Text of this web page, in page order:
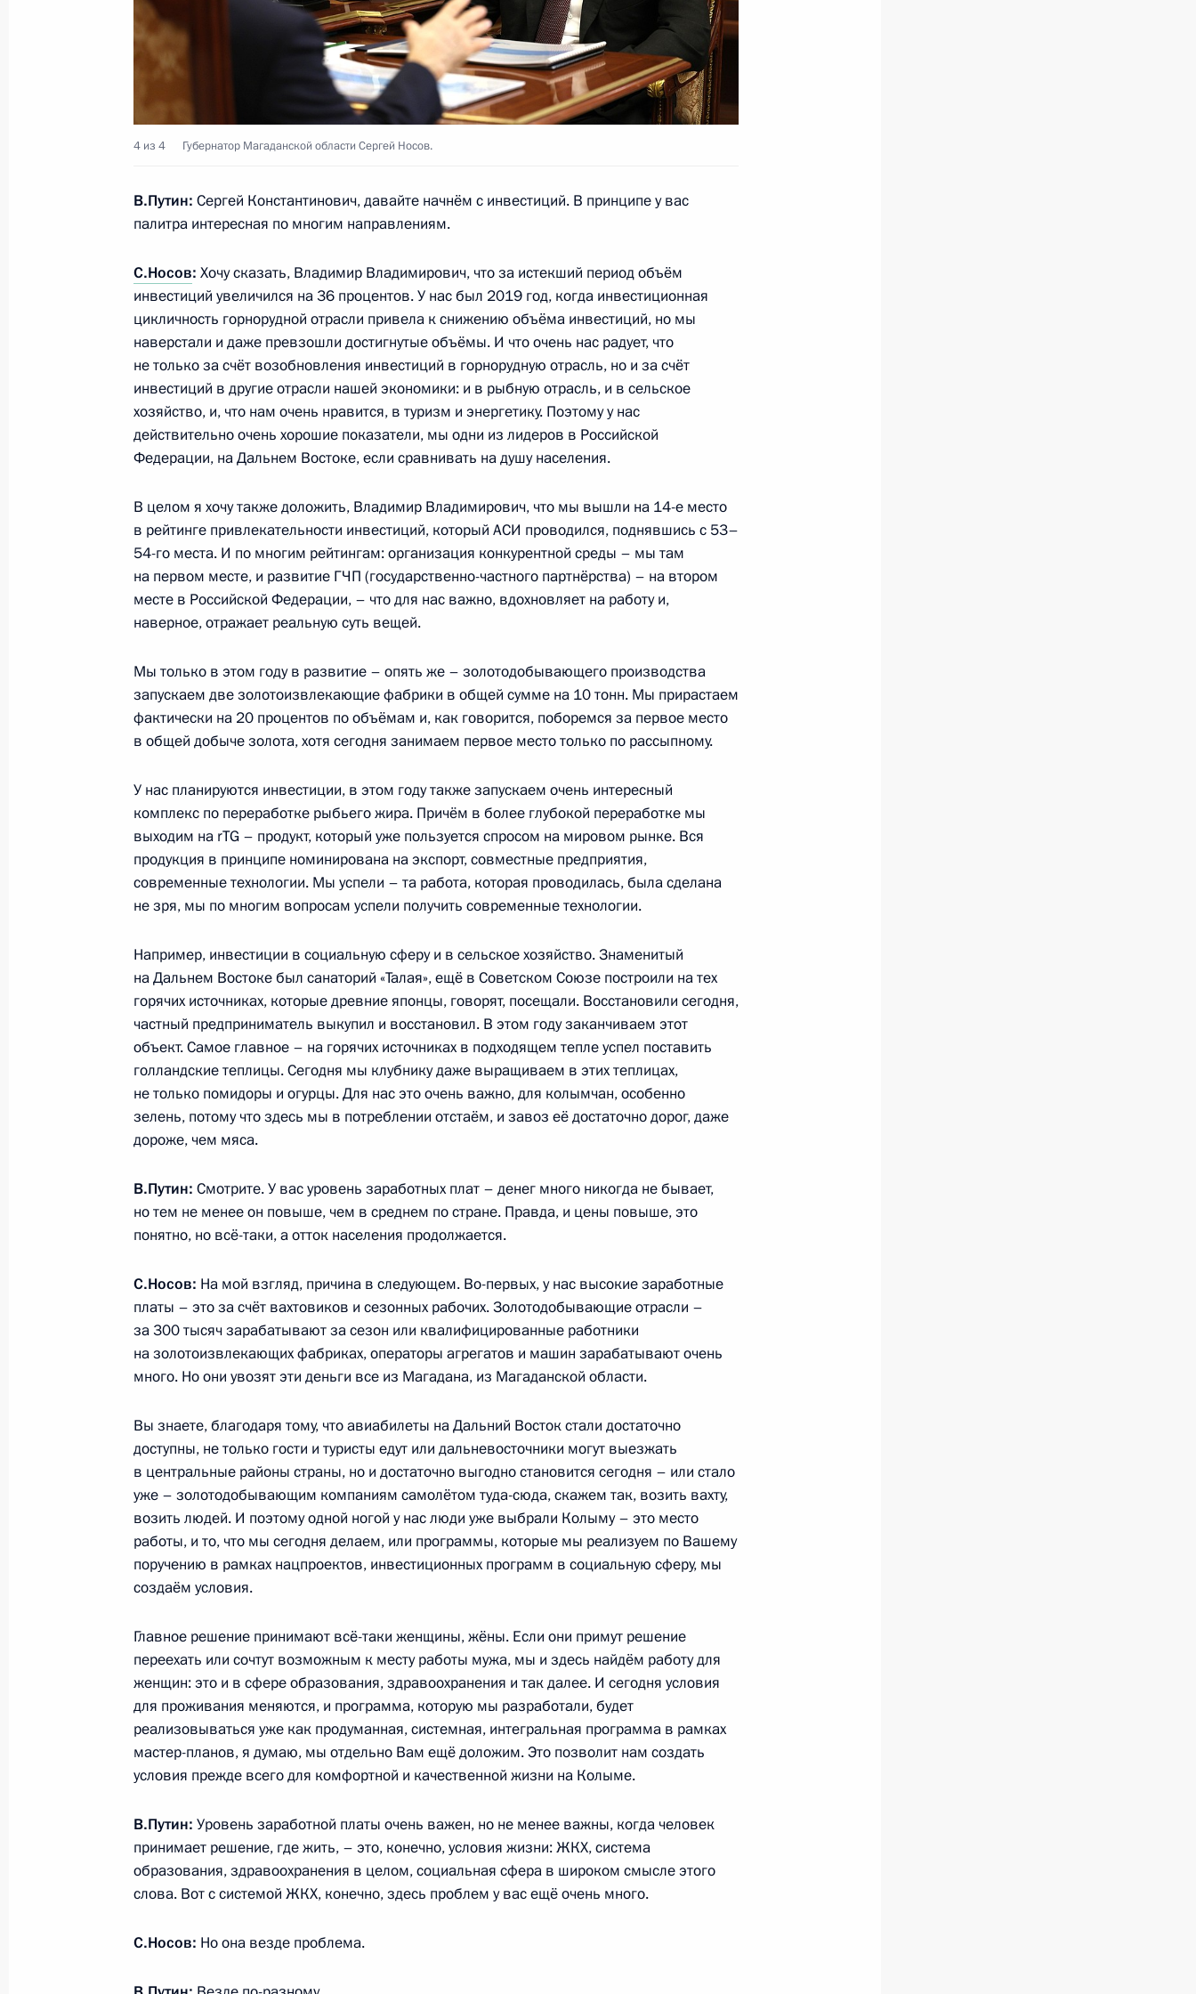
22 декабря 2024 года, 14:10
Совещание по развитию дальневосточных городов
Встреча с губернатором Магаданской области Сергеем Носовым
6 июня 2023 года, 13:40
Встреча с губернатором Магаданской области Сергеем Носовым
21 октября 2022 года, 13:20
Заседание президиума Госсовета
4 сентября 2019 года, 13:50
Заседание президиума Госсовета
Госсовета по вопросам опережающего социально-
экономического развития Дальнего Востока
20 августа 2018 года, 15:00
Рабочая встреча с врио губернатора Магаданской области
Сергеем Носовым
3 августа 2018 года, 14:00
Заседание рабочей группы президиума Госсовета по вопросу
опережающего социально-экономического развития Дальнего
Востока
24 июля 2018 года, 13:30
Совещание по подготовке заседания президиума Госсовета
по развитию Дальнего Востока
Указ «О досрочном прекращении полномочий губернатора
Встреча с Сергеем Носовым
Встреча с военнослужащими Военно-Морского Флота
26 июля 2026 года
Разделы сайта
Президента
России
События
Видео и фото
Документы
Контакты
Информационные
ресурсы
Президента России
Президент России
Государственная
символика
Обратиться к Президенту
Президент России —
Виртуальный тур по
Официальные
сетевые ресурсы
Президента России
MAX
Rutube
Telegram-канал
Правовая и
техническая
информация
О портале
О персональных
данных пользователей
Написать в редакцию
4 из 4 Губернатор Магаданской области Сергей Носов.
В.Путин: Сергей Константинович, давайте начнём с инвестиций. В принципе у вас
палитра интересная по многим направлениям.
С.Носов: Хочу сказать, Владимир Владимирович, что за истекший период объём
инвестиций увеличился на 36 процентов. У нас был 2019 год, когда инвестиционная
цикличность горнорудной отрасли привела к снижению объёма инвестиций, но мы
наверстали и даже превзошли достигнутые объёмы. И что очень нас радует, что
не только за счёт возобновления инвестиций в горнорудную отрасль, но и за счёт
инвестиций в другие отрасли нашей экономики: и в рыбную отрасль, и в сельское
хозяйство, и, что нам очень нравится, в туризм и энергетику. Поэтому у нас
действительно очень хорошие показатели, мы одни из лидеров в Российской
Федерации, на Дальнем Востоке, если сравнивать на душу населения.
В целом я хочу также доложить, Владимир Владимирович, что мы вышли на 14-е место
в рейтинге привлекательности инвестиций, который АСИ проводился, поднявшись с 53–
54-го места. И по многим рейтингам: организация конкурентной среды – мы там
на первом месте, и развитие ГЧП (государственно-частного партнёрства) – на втором
месте в Российской Федерации, – что для нас важно, вдохновляет на работу и,
наверное, отражает реальную суть вещей.
Мы только в этом году в развитие – опять же – золотодобывающего производства
запускаем две золотоизвлекающие фабрики в общей сумме на 10 тонн. Мы прирастаем
фактически на 20 процентов по объёмам и, как говорится, поборемся за первое место
в общей добыче золота, хотя сегодня занимаем первое место только по рассыпному.
У нас планируются инвестиции, в этом году также запускаем очень интересный
комплекс по переработке рыбьего жира. Причём в более глубокой переработке мы
выходим на rTG – продукт, который уже пользуется спросом на мировом рынке. Вся
продукция в принципе номинирована на экспорт, совместные предприятия,
современные технологии. Мы успели – та работа, которая проводилась, была сделана
не зря, мы по многим вопросам успели получить современные технологии.
Например, инвестиции в социальную сферу и в сельское хозяйство. Знаменитый
на Дальнем Востоке был санаторий «Талая», ещё в Советском Союзе построили на тех
горячих источниках, которые древние японцы, говорят, посещали. Восстановили сегодня,
частный предприниматель выкупил и восстановил. В этом году заканчиваем этот
объект. Самое главное – на горячих источниках в подходящем тепле успел поставить
голландские теплицы. Сегодня мы клубнику даже выращиваем в этих теплицах,
не только помидоры и огурцы. Для нас это очень важно, для колымчан, особенно
зелень, потому что здесь мы в потреблении отстаём, и завоз её достаточно дорог, даже
дороже, чем мяса.
В.Путин: Смотрите. У вас уровень заработных плат – денег много никогда не бывает,
но тем не менее он повыше, чем в среднем по стране. Правда, и цены повыше, это
понятно, но всё-таки, а отток населения продолжается.
С.Носов: На мой взгляд, причина в следующем. Во-первых, у нас высокие заработные
платы – это за счёт вахтовиков и сезонных рабочих. Золотодобывающие отрасли –
за 300 тысяч зарабатывают за сезон или квалифицированные работники
на золотоизвлекающих фабриках, операторы агрегатов и машин зарабатывают очень
много. Но они увозят эти деньги все из Магадана, из Магаданской области.
Вы знаете, благодаря тому, что авиабилеты на Дальний Восток стали достаточно
доступны, не только гости и туристы едут или дальневосточники могут выезжать
в центральные районы страны, но и достаточно выгодно становится сегодня – или стало
уже – золотодобывающим компаниям самолётом туда-сюда, скажем так, возить вахту,
возить людей. И поэтому одной ногой у нас люди уже выбрали Колыму – это место
работы, и то, что мы сегодня делаем, или программы, которые мы реализуем по Вашему
поручению в рамках нацпроектов, инвестиционных программ в социальную сферу, мы
создаём условия.
Главное решение принимают всё-таки женщины, жёны. Если они примут решение
переехать или сочтут возможным к месту работы мужа, мы и здесь найдём работу для
женщин: это и в сфере образования, здравоохранения и так далее. И сегодня условия
для проживания меняются, и программа, которую мы разработали, будет
реализовываться уже как продуманная, системная, интегральная программа в рамках
мастер-планов, я думаю, мы отдельно Вам ещё доложим. Это позволит нам создать
условия прежде всего для комфортной и качественной жизни на Колыме.
В.Путин: Уровень заработной платы очень важен, но не менее важны, когда человек
принимает решение, где жить, – это, конечно, условия жизни: ЖКХ, система
образования, здравоохранения в целом, социальная сфера в широком смысле этого
слова. Вот с системой ЖКХ, конечно, здесь проблем у вас ещё очень много.
С.Носов: Но она везде проблема.